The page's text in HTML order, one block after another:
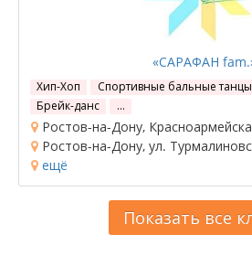
«САРАФАН
Хип-Хоп Спортивные бальные танцы
Брейк-данс
…
Ростов-на-Дону,
Ростов-на-Дону, ул.
ещё
Показать все